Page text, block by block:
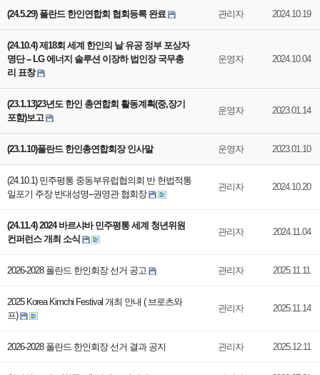
(24.5.29) 폴란드 한인연합회 협회등록 완료 관리자 2024.10.19
(24.10.4) 제18회 세계 한인의 날 유공 정부 포상자
명단 -- LG 에너지 솔루션 이장하 법인장 국무총
리 표창
운영자 2024.10.04
(23.1.13)23년도 한인 총연합회 활동계획(중,장기
포함)보고
운영자 2023.01.14
(23.1.10)폴란드 한인총연합회장 인사말 운영자 2023.01.10
(24.10.1) 민주평통 중동부유럽협의회 반 헌법적통
일포기 주장 반대성명--권영관 협회장
관리자 2024.10.20
(24.11.4) 2024 바르샤바 민주평통 세계 청년위원
컨퍼런스 개최 소식
관리자 2024.11.04
2026-2028 폴란드 한인회장 선거 공고 관리자 2025.11.11
2025 Korea Kimchi Festival 개최 안내 ( 브로츠와
프)
관리자 2025.11.14
2026-2028 폴란드 한인회장 선거 결과 공지 관리자 2025.12.11